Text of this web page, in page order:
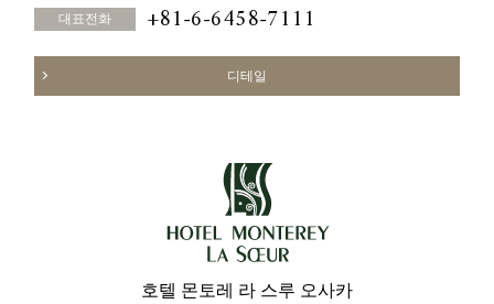
대표전화 +81-6-6458-7111
디테일
호텔 몬토레 라 스루 오사카